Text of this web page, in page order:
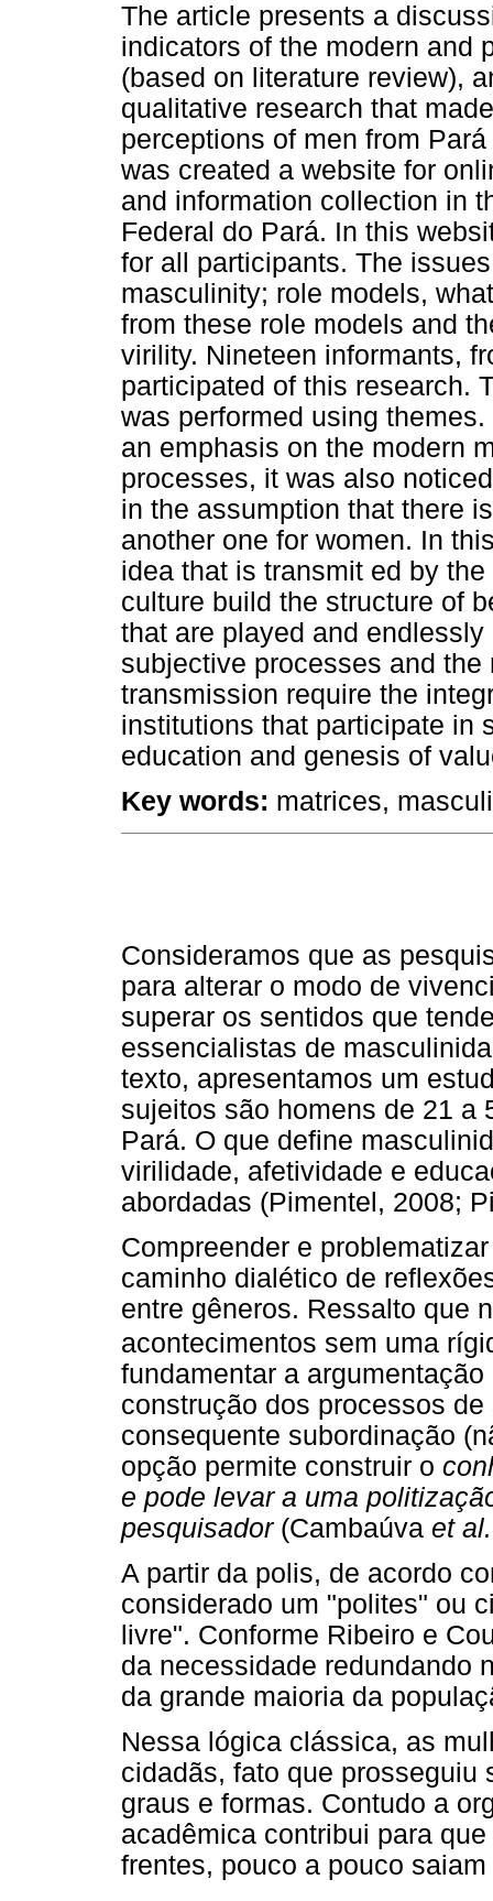
The article presents a
indicators of the modern and
(based on literature review),
qualitative research that
perceptions of men from
was created a website for
and information collection in
Federal do Pará. In this
for all participants. The
masculinity; role models,
from these role models and
virility. Nineteen informants,
participated of this research.
was performed using
an emphasis on the modern
processes, it was also
in the assumption that there
another one for women. In
idea that is transmit ed by
culture build the structure of
that are played and
subjective processes and
transmission require the
institutions that participate in
education and genesis of
Key words: matrices,
Consideramos que as
para alterar o modo de
superar os sentidos que
essencialistas de
texto, apresentamos um
sujeitos são homens de 21 a
Pará. O que define
virilidade, afetividade e
abordadas (Pimentel, 2008;
Compreender e
caminho dialético de
entre gêneros. Ressalto que
acontecimentos sem uma
fundamentar a
construção dos processos
consequente subordinação
opção permite construir o
e pode levar a uma
pesquisador(Cambaúva et al.
A partir da polis, de acordo
considerado um "polites" ou
livre". Conforme Ribeiro e
da necessidade redundando
da grande maioria da
Nessa lógica clássica, as
cidadãs, fato que prosseguiu
graus e formas. Contudo a
acadêmica contribui para
frentes, pouco a pouco